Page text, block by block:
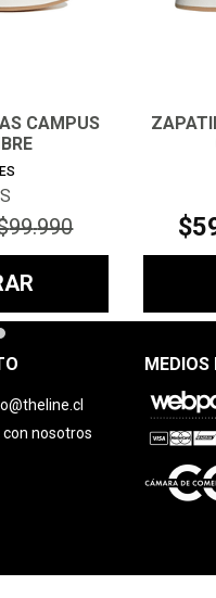
CAMPUS
99.990 $
con nosotros
MEDIOS